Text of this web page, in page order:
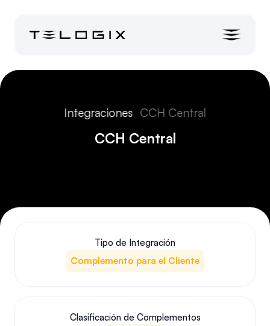
Integraciones CCH Central
CCH Central
Tipo de Integración
Complemento para el Cliente
Clasificación de Complementos